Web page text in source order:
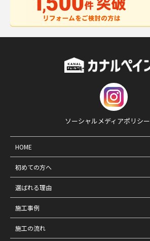
ソーシャルメディアポリシー
HOME
初めての方へ
選ばれる理由
施工事例
施工の流れ